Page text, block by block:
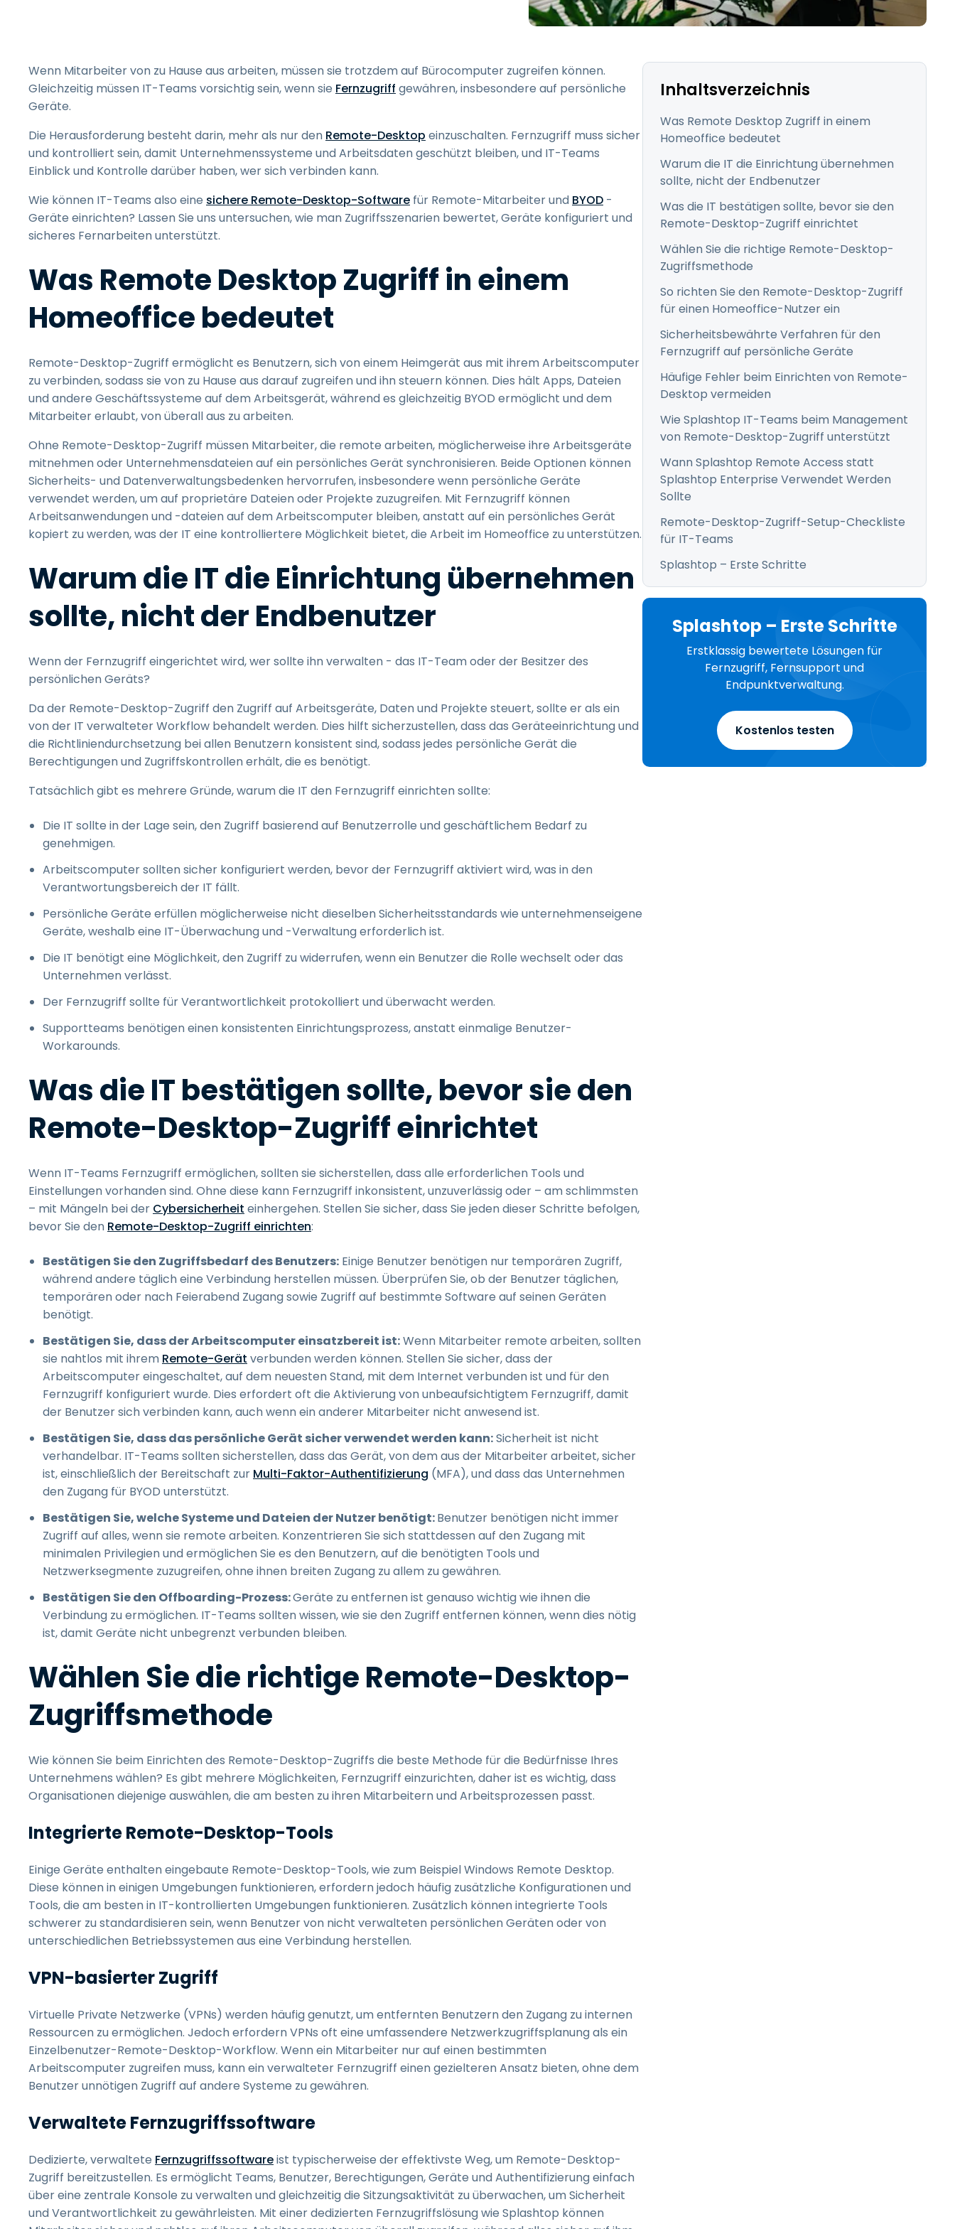
Fernzugriff auf Computer
einer Einrichtung
Alle Bedürfnisse
Alle Branchen entdecken
日本語
ภาษาไทย
Inhaltsverzeichnis
Was Remote Desktop Zugriff in einem
Homeoffice bedeutet
Warum die IT die Einrichtung übernehmen
sollte, nicht der Endbenutzer
Was die IT bestätigen sollte, bevor sie den
Remote-Desktop-Zugriff einrichtet
Wählen Sie die richtige Remote-Desktop-
Zugriffsmethode
So richten Sie den Remote-Desktop-Zugriff
für einen Homeoffice-Nutzer ein
Sicherheitsbewährte Verfahren für den
Fernzugriff auf persönliche Geräte
Häufige Fehler beim Einrichten von Remote-
Desktop vermeiden
Wie Splashtop IT-Teams beim Management
von Remote-Desktop-Zugriff unterstützt
Wann Splashtop Remote Access statt
Splashtop Enterprise Verwendet Werden
Sollte
Remote-Desktop-Zugriff-Setup-Checkliste
für IT-Teams
Splashtop – Erste Schritte
Splashtop – Erste Schritte
Erstklassig bewertete Lösungen für
Fernzugriff, Fernsupport und
Endpunktverwaltung.
Kostenlos testen
Wenn Mitarbeiter von zu Hause aus arbeiten, müssen sie trotzdem auf Bürocomputer zugreifen können.
Gleichzeitig müssen IT-Teams vorsichtig sein, wenn sie Fernzugriff gewähren, insbesondere auf persönliche
Geräte.
Die Herausforderung besteht darin, mehr als nur den Remote-Desktop einzuschalten. Fernzugriff muss sicher
und kontrolliert sein, damit Unternehmenssysteme und Arbeitsdaten geschützt bleiben, und IT-Teams
Einblick und Kontrolle darüber haben, wer sich verbinden kann.
Wie können IT-Teams also eine sichere Remote-Desktop-Software für Remote-Mitarbeiter und BYOD -
Geräte einrichten? Lassen Sie uns untersuchen, wie man Zugriffsszenarien bewertet, Geräte konfiguriert und
sicheres Fernarbeiten unterstützt.
Was Remote Desktop Zugriff in einem
Homeoffice bedeutet
Remote-Desktop-Zugriff ermöglicht es Benutzern, sich von einem Heimgerät aus mit ihrem Arbeitscomputer
zu verbinden, sodass sie von zu Hause aus darauf zugreifen und ihn steuern können. Dies hält Apps, Dateien
und andere Geschäftssysteme auf dem Arbeitsgerät, während es gleichzeitig BYOD ermöglicht und dem
Mitarbeiter erlaubt, von überall aus zu arbeiten.
Ohne Remote-Desktop-Zugriff müssen Mitarbeiter, die remote arbeiten, möglicherweise ihre Arbeitsgeräte
mitnehmen oder Unternehmensdateien auf ein persönliches Gerät synchronisieren. Beide Optionen können
Sicherheits- und Datenverwaltungsbedenken hervorrufen, insbesondere wenn persönliche Geräte
verwendet werden, um auf proprietäre Dateien oder Projekte zuzugreifen. Mit Fernzugriff können
Arbeitsanwendungen und -dateien auf dem Arbeitscomputer bleiben, anstatt auf ein persönliches Gerät
kopiert zu werden, was der IT eine kontrolliertere Möglichkeit bietet, die Arbeit im Homeoffice zu unterstützen.
Warum die IT die Einrichtung übernehmen
sollte, nicht der Endbenutzer
Wenn der Fernzugriff eingerichtet wird, wer sollte ihn verwalten - das IT-Team oder der Besitzer des
persönlichen Geräts?
Da der Remote-Desktop-Zugriff den Zugriff auf Arbeitsgeräte, Daten und Projekte steuert, sollte er als ein
von der IT verwalteter Workflow behandelt werden. Dies hilft sicherzustellen, dass das Geräteeinrichtung und
die Richtliniendurchsetzung bei allen Benutzern konsistent sind, sodass jedes persönliche Gerät die
Berechtigungen und Zugriffskontrollen erhält, die es benötigt.
Tatsächlich gibt es mehrere Gründe, warum die IT den Fernzugriff einrichten sollte:
Die IT sollte in der Lage sein, den Zugriff basierend auf Benutzerrolle und geschäftlichem Bedarf zu
genehmigen.
Arbeitscomputer sollten sicher konfiguriert werden, bevor der Fernzugriff aktiviert wird, was in den
Verantwortungsbereich der IT fällt.
Persönliche Geräte erfüllen möglicherweise nicht dieselben Sicherheitsstandards wie unternehmenseigene
Geräte, weshalb eine IT-Überwachung und -Verwaltung erforderlich ist.
Die IT benötigt eine Möglichkeit, den Zugriff zu widerrufen, wenn ein Benutzer die Rolle wechselt oder das
Unternehmen verlässt.
Der Fernzugriff sollte für Verantwortlichkeit protokolliert und überwacht werden.
Supportteams benötigen einen konsistenten Einrichtungsprozess, anstatt einmalige Benutzer-
Workarounds.
Was die IT bestätigen sollte, bevor sie den
Remote-Desktop-Zugriff einrichtet
Wenn IT-Teams Fernzugriff ermöglichen, sollten sie sicherstellen, dass alle erforderlichen Tools und
Einstellungen vorhanden sind. Ohne diese kann Fernzugriff inkonsistent, unzuverlässig oder – am schlimmsten
– mit Mängeln bei der Cybersicherheit einhergehen. Stellen Sie sicher, dass Sie jeden dieser Schritte befolgen,
bevor Sie den Remote-Desktop-Zugriff einrichten:
Bestätigen Sie den Zugriffsbedarf des Benutzers: Einige Benutzer benötigen nur temporären Zugriff,
während andere täglich eine Verbindung herstellen müssen. Überprüfen Sie, ob der Benutzer täglichen,
temporären oder nach Feierabend Zugang sowie Zugriff auf bestimmte Software auf seinen Geräten
benötigt.
Bestätigen Sie, dass der Arbeitscomputer einsatzbereit ist:Wenn Mitarbeiter remote arbeiten, sollten
sie nahtlos mit ihrem Remote-Gerät verbunden werden können. Stellen Sie sicher, dass der
Arbeitscomputer eingeschaltet, auf dem neuesten Stand, mit dem Internet verbunden ist und für den
Fernzugriff konfiguriert wurde. Dies erfordert oft die Aktivierung von unbeaufsichtigtem Fernzugriff, damit
der Benutzer sich verbinden kann, auch wenn ein anderer Mitarbeiter nicht anwesend ist.
Bestätigen Sie, dass das persönliche Gerät sicher verwendet werden kann:Sicherheit ist nicht
verhandelbar. IT-Teams sollten sicherstellen, dass das Gerät, von dem aus der Mitarbeiter arbeitet, sicher
ist, einschließlich der Bereitschaft zur Multi-Faktor-Authentifizierung (MFA), und dass das Unternehmen
den Zugang für BYOD unterstützt.
Bestätigen Sie, welche Systeme und Dateien der Nutzer benötigt:Benutzer benötigen nicht immer
Zugriff auf alles, wenn sie remote arbeiten. Konzentrieren Sie sich stattdessen auf den Zugang mit
minimalen Privilegien und ermöglichen Sie es den Benutzern, auf die benötigten Tools und
Netzwerksegmente zuzugreifen, ohne ihnen breiten Zugang zu allem zu gewähren.
Bestätigen Sie den Offboarding-Prozess:Geräte zu entfernen ist genauso wichtig wie ihnen die
Verbindung zu ermöglichen. IT-Teams sollten wissen, wie sie den Zugriff entfernen können, wenn dies nötig
ist, damit Geräte nicht unbegrenzt verbunden bleiben.
Wählen Sie die richtige Remote-Desktop-
Zugriffsmethode
Wie können Sie beim Einrichten des Remote-Desktop-Zugriffs die beste Methode für die Bedürfnisse Ihres
Unternehmens wählen? Es gibt mehrere Möglichkeiten, Fernzugriff einzurichten, daher ist es wichtig, dass
Organisationen diejenige auswählen, die am besten zu ihren Mitarbeitern und Arbeitsprozessen passt.
Integrierte Remote-Desktop-Tools
Einige Geräte enthalten eingebaute Remote-Desktop-Tools, wie zum Beispiel Windows Remote Desktop.
Diese können in einigen Umgebungen funktionieren, erfordern jedoch häufig zusätzliche Konfigurationen und
Tools, die am besten in IT-kontrollierten Umgebungen funktionieren. Zusätzlich können integrierte Tools
schwerer zu standardisieren sein, wenn Benutzer von nicht verwalteten persönlichen Geräten oder von
unterschiedlichen Betriebssystemen aus eine Verbindung herstellen.
VPN-basierter Zugriff
Virtuelle Private Netzwerke (VPNs) werden häufig genutzt, um entfernten Benutzern den Zugang zu internen
Ressourcen zu ermöglichen. Jedoch erfordern VPNs oft eine umfassendere Netzwerkzugriffsplanung als ein
Einzelbenutzer-Remote-Desktop-Workflow. Wenn ein Mitarbeiter nur auf einen bestimmten
Arbeitscomputer zugreifen muss, kann ein verwalteter Fernzugriff einen gezielteren Ansatz bieten, ohne dem
Benutzer unnötigen Zugriff auf andere Systeme zu gewähren.
Verwaltete Fernzugriffssoftware
Dedizierte, verwaltete Fernzugriffssoftwareist typischerweise der effektivste Weg, um Remote-Desktop-
Zugriff bereitzustellen. Es ermöglicht Teams, Benutzer, Berechtigungen, Geräte und Authentifizierung einfach
über eine zentrale Konsole zu verwalten und gleichzeitig die Sitzungsaktivität zu überwachen, um Sicherheit
und Verantwortlichkeit zu gewährleisten. Mit einer dedizierten Fernzugriffslösung wie Splashtop können